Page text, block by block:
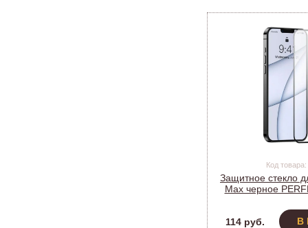
Код
Защитное стекло
Max черное
114 руб. В